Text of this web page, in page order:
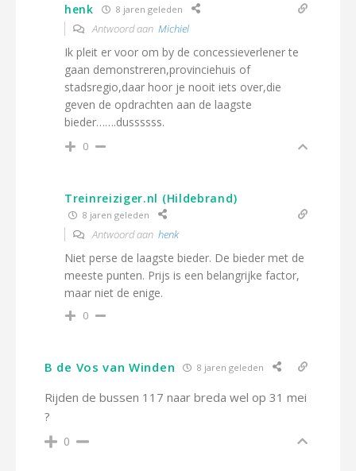
henk 8 jaren geleden
Antwoord aan Michiel
Ik pleit er voor om by de concessieverlener te
gaan demonstreren,provinciehuis of
stadsregio,daar hoor je nooit iets over,die
geven de opdrachten aan de laagste
bieder…….dussssss.
0
Treinreiziger.nl (Hildebrand)
8 jaren geleden
Antwoord aan henk
Niet perse de laagste bieder. De bieder met de
meeste punten. Prijs is een belangrijke factor,
maar niet de enige.
0
B de Vos van Winden 8 jaren geleden
Rijden de bussen 117 naar breda wel op 31 mei
?
0